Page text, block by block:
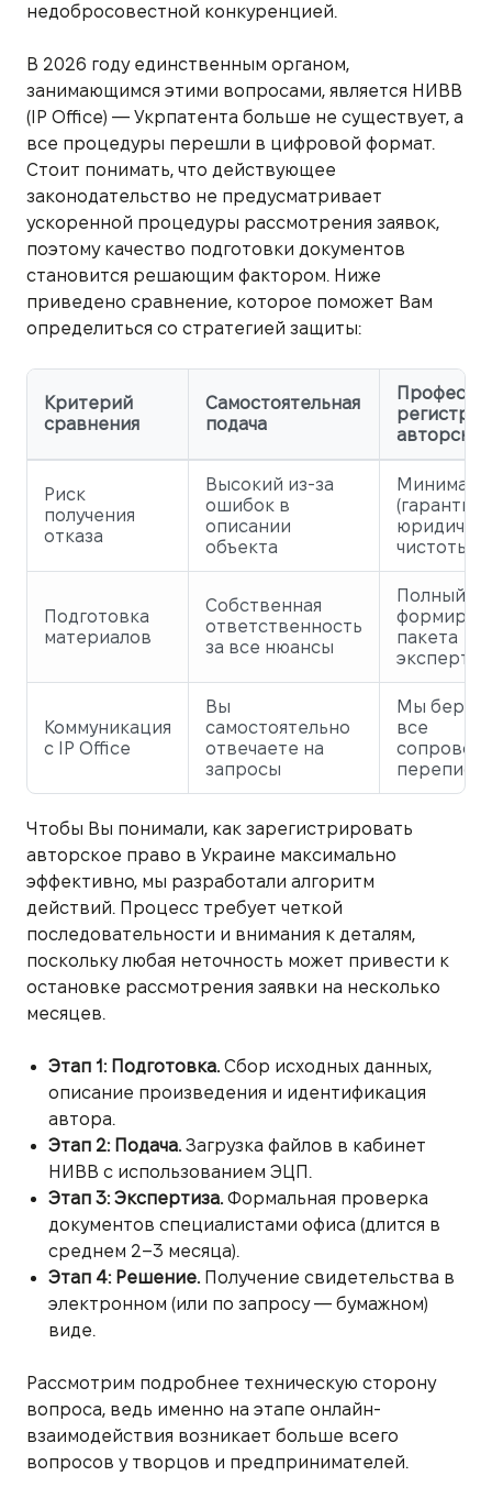
недобросовестной конкуренцией.
В 2026 году единственным органом,
занимающимся этими вопросами, является НИВВ
(IP Office) — Укрпатента больше не существует, а
все процедуры перешли в цифровой формат.
Стоит понимать, что действующее
законодательство не предусматривает
ускоренной процедуры рассмотрения заявок,
поэтому качество подготовки документов
становится решающим фактором. Ниже
приведено сравнение, которое поможет Вам
определиться со стратегией защиты:
Критерий
сравнения
Самостоятельная
подача
Риск
получения
отказа
Высокий из-за
ошибок в
описании
объекта
(гарантия
чистоты)
Подготовка
материалов
Собственная
ответственность
за все нюансы
Полный
пакета
Коммуникация
с IP Office
Вы
самостоятельно
отвечаете на
запросы
Мы берем
все
переписку
Чтобы Вы понимали, как зарегистрировать
авторское право в Украине максимально
эффективно, мы разработали алгоритм
действий. Процесс требует четкой
последовательности и внимания к деталям,
поскольку любая неточность может привести к
остановке рассмотрения заявки на несколько
месяцев.
Этап 1: Подготовка. Сбор исходных данных,
описание произведения и идентификация
автора.
Этап 2: Подача. Загрузка файлов в кабинет
НИВВ с использованием ЭЦП.
Этап 3: Экспертиза. Формальная проверка
документов специалистами офиса (длится в
среднем 2–3 месяца).
Этап 4: Решение. Получение свидетельства в
электронном (или по запросу — бумажном)
виде.
Рассмотрим подробнее техническую сторону
вопроса, ведь именно на этапе онлайн-
взаимодействия возникает больше всего
вопросов у творцов и предпринимателей.